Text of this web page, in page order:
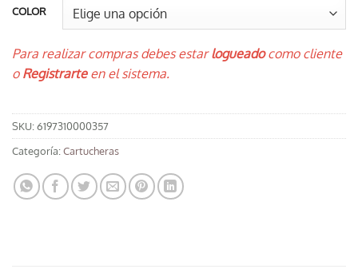
COLOR
Para realizar compras debes estarlogueadocomo cliente
oRegistrarteen el sistema.
SKU:6197310000357
Categoría:Cartucheras